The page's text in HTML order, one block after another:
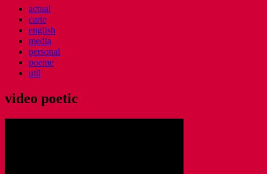
actual
carte
english
media
personal
poeme
util
video poetic